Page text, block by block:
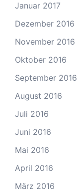
Januar 2017
Dezember 2016
November 2016
Oktober 2016
September 2016
August 2016
Juli 2016
Juni 2016
Mai 2016
April 2016
März 2016